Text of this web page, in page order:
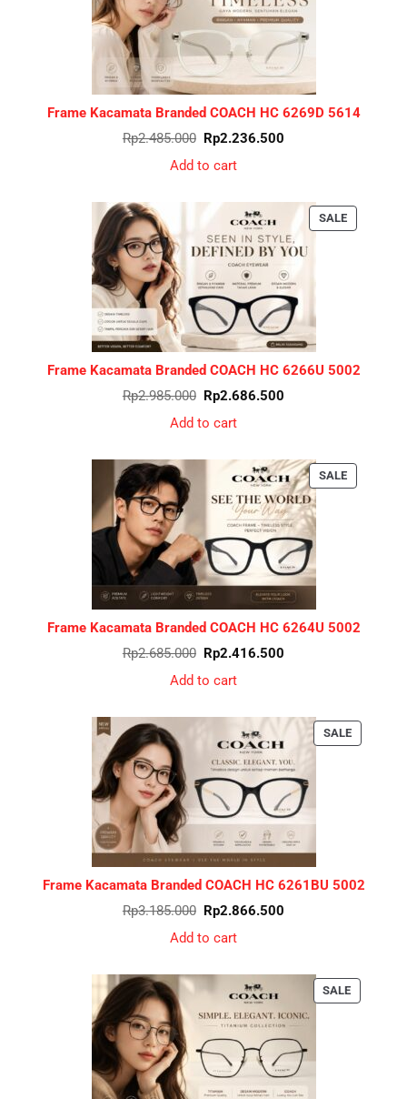
Frame Kacamata Branded COACH HC 6269D 5614
Rp2.485.000 Original
price
was:
Rp2.485.000.
Rp2.236.500
Add to cart
SALEPRODUCT
ON
Frame Kacamata Branded COACH HC 6266U 5002
Rp2.985.000 Original
price
was:
Rp2.985.000.
Rp2.686.500
Add to cart
SALEPRODUCT
ON
Frame Kacamata Branded COACH HC 6264U 5002
Rp2.685.000 Original
price
was:
Rp2.685.000.
Rp2.416.500
Add to cart
SALEPRODUCT
ON
Frame Kacamata Branded COACH HC 6261BU 5002
Rp3.185.000 Original
price
was:
Rp3.185.000.
Rp2.866.500
Add to cart
SALEPRODUCT
ON